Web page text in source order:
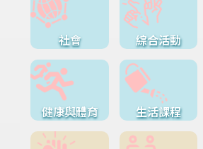
社會 綜合活動
健康與體育 生活課程